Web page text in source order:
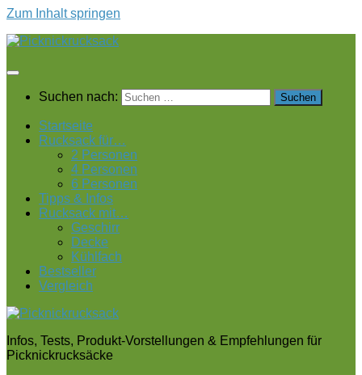
Zum Inhalt springen
Suchen nach:
Startseite
Rucksack für…
2 Personen
4 Personen
6 Personen
Tipps & Infos
Rucksack mit…
Geschirr
Decke
Kühlfach
Bestseller
Vergleich
Infos, Tests, Produkt-Vorstellungen & Empfehlungen für
Picknickrucksäcke